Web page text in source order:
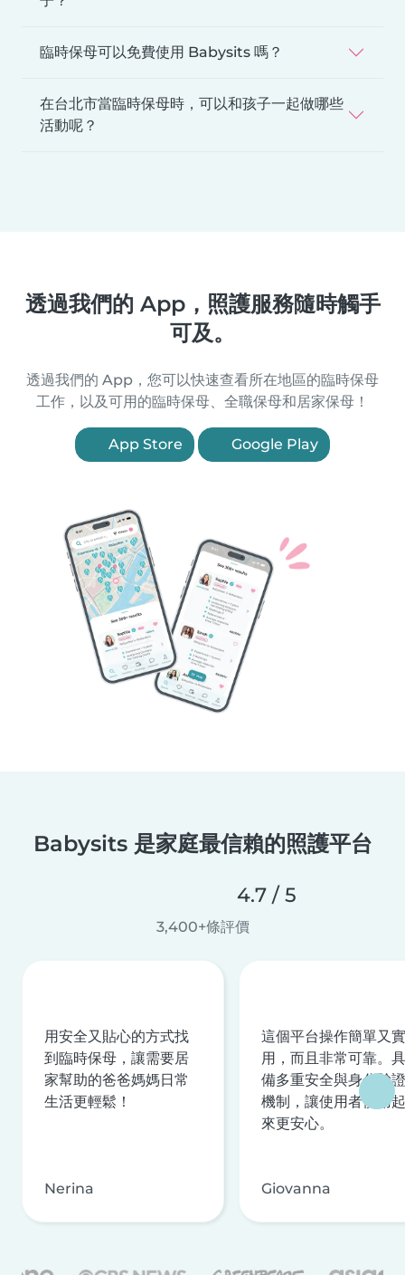
臨時保母可以免費使用 Babysits 嗎？
在台北市當臨時保母時，可以和孩子一起做哪些
活動呢？
透過我們的 App，照護服務隨時觸手
可及。
透過我們的 App，您可以快速查看所在地區的臨時保母
工作，以及可用的臨時保母、全職保母和居家保母！
App Store Google Play
Babysits 是家庭最信賴的照護平台
4.7 / 5
3,400+條評價
用安全又貼心的方式找
到臨時保母，讓需要居
家幫助的爸爸媽媽日常
生活更輕鬆！
Nerina
這個平台操作簡單又實
用，而且非常可靠。具
備多重安全與身分驗證
機制，讓使用者使用起
來更安心。
Giovanna